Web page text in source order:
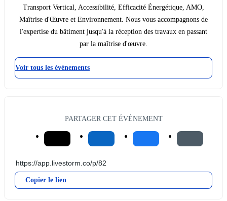
Transport Vertical, Accessibilité, Efficacité Énergétique, AMO,
Maîtrise d'Œuvre et Environnement. Nous vous accompagnons de
l'expertise du bâtiment jusqu'à la réception des travaux en passant
par la maîtrise d'œuvre.
Voir tous les événements
PARTAGER CET ÉVÉNEMENT
Copier le lien